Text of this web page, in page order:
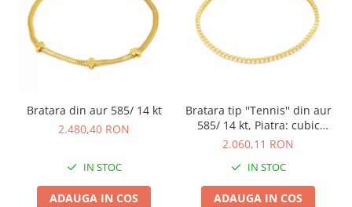
Bratara din aur 585/ 14 kt
2.480,40 RON
IN STOC
ADAUGA IN COS
Bratara tip ''Tennis'' din aur
585/ 14 kt, Piatra: cubic
zirconia, Culoare:
2.060,11 RON
IN STOC
ADAUGA IN COS